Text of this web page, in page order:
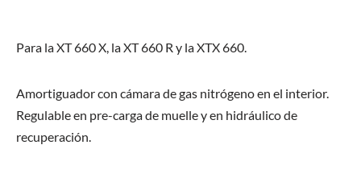
Para la XT 660 X, la XT 660 R y la XTX 660.
Amortiguador con cámara de gas nitrógeno en el interior.
Regulable en pre-carga de muelle y en hidráulico de
recuperación.